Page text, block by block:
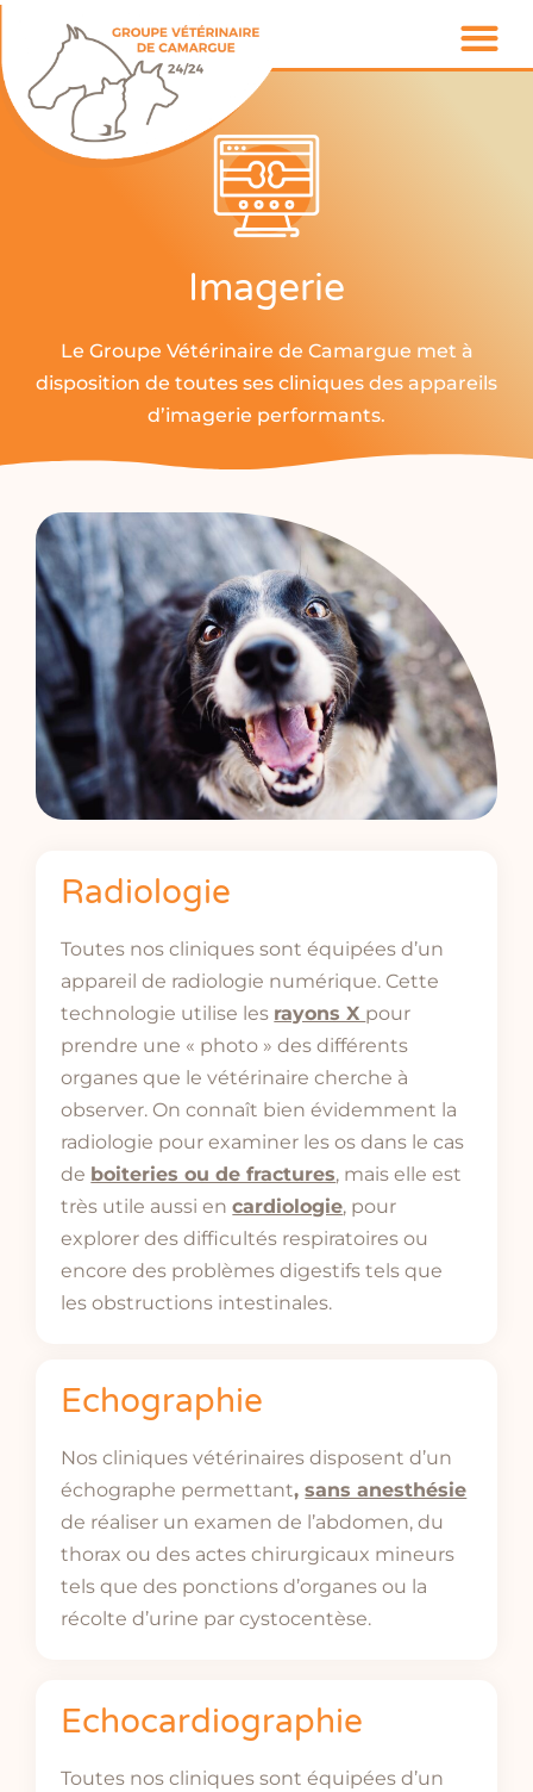
Imagerie
Le Groupe Vétérinaire de Camargue met à
disposition de toutes ses cliniques des appareils
d’imagerie performants.
Radiologie
Toutes nos cliniques sont équipées d’un
appareil de radiologie numérique. Cette
technologie utilise les rayons X pour
prendre une « photo » des différents
organes que le vétérinaire cherche à
observer. On connaît bien évidemment la
radiologie pour examiner les os dans le cas
de boiteries ou de fractures, mais elle est
très utile aussi encardiologie, pour
explorer des difficultés respiratoires ou
encore des problèmes digestifs tels que
les obstructions intestinales.
Echographie
Nos cliniques vétérinaires disposent d’un
échographe permettant,sans anesthésie
de réaliser un examen de l’abdomen, du
thorax ou des actes chirurgicaux mineurs
tels que des ponctions d’organes ou la
récolte d’urine par cystocentèse.
Echocardiographie
Toutes nos cliniques sont équipées d’un